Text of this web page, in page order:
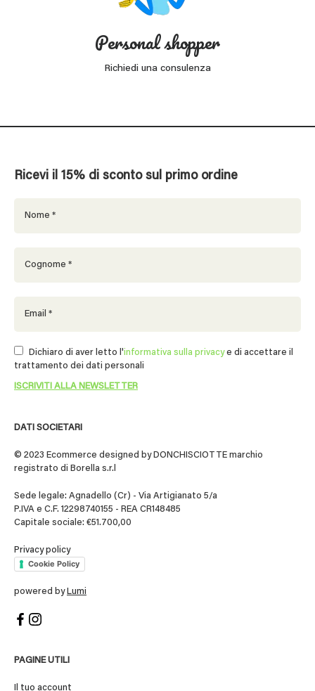
Personal shopper
Richiedi una consulenza
DATI SOCIETARI
© 2023 Ecommerce designed by DONCHISCIOTTE marchio
registrato di Borella s.r.l
Sede legale: Agnadello (Cr) - Via Artigianato 5/a
P.IVA e C.F. 12298740155 - REA CR148485
Capitale sociale: €51.700,00
Privacy policy
Cookie Policy
powered by Lumi
PAGINE UTILI
Il tuo account
Ricevi il 15% di sconto sul primo ordine
Dichiaro di aver letto l'informativa sulla privacye di accettare il
trattamento dei dati personali